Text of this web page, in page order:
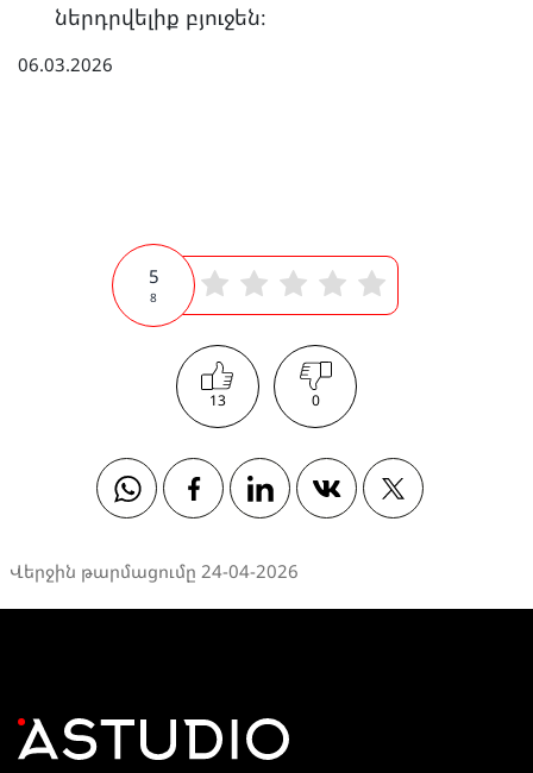
ներդրվելիք բյուջեն։
06.03.2026
8
5
13 0
Whatsapp FacebookLinkedin VkontakteTwitter
Վերջին թարմացումը 24-04-2026